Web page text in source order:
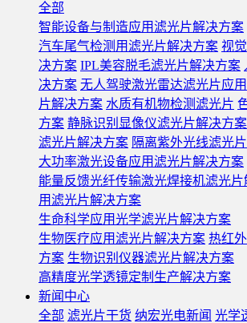
全部
智能设备与制造应用滤光片解决方案
汽车尾气检测用滤光片解决方案 视
决方案 IPL美容脱毛滤光片解决方案
决方案 无人驾驶激光雷达滤光片应用
片解决方案 水质有机物检测滤光片
方案 静脉识别显像仪滤光片解决方案
滤光片解决方案 隔离紫外光线滤光
大功率激光设备应用滤光片解决方案
能量反馈光纤传输激光焊接机滤光
用滤光片解决方案
生命科学应用光学滤光片解决方案
生物医疗应用滤光片解决方案 热红
方案 生物识别仪器滤光片解决方案
高精度光学透镜定制生产解决方案
新闻中心
全部 滤光片干货 纳宏光电新闻 光学